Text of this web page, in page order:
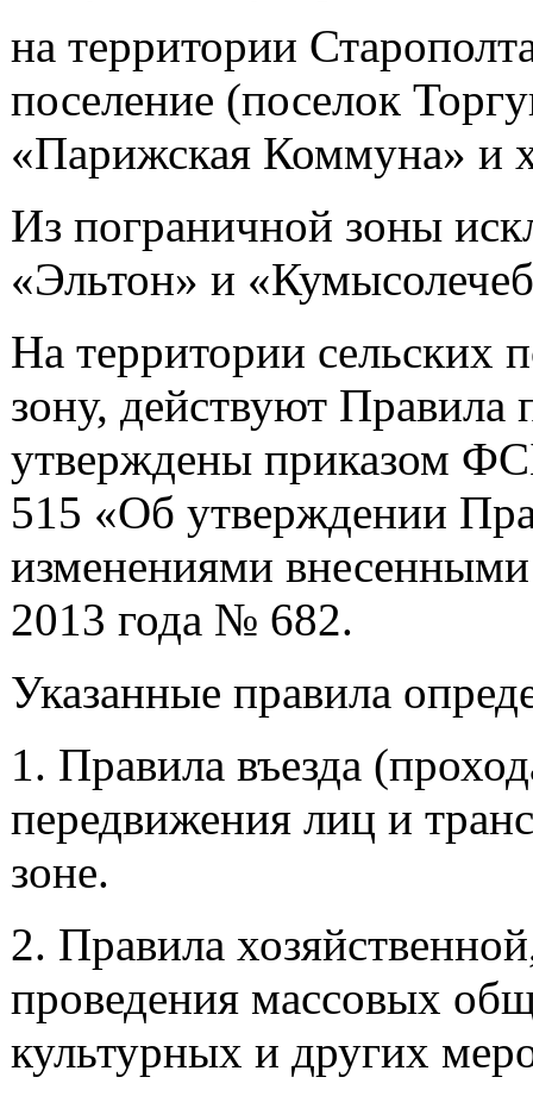
на территории
поселение (поселок
«Парижская Коммуна» и
Из пограничной зоны
«Эльтон» и
На территории сельских
зону, действуют
утверждены приказом
515 «Об утверждении
изменениями
2013 года № 682.
Указанные правила
1. Правила въезда
передвижения лиц и
зоне.
2. Правила
проведения массовых
культурных и других